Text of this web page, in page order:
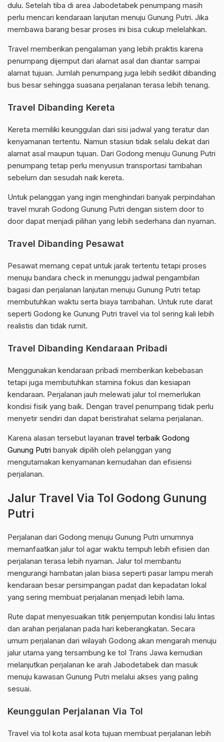
dulu. Setelah tiba di area Jabodetabek penumpang masih
perlu mencari kendaraan lanjutan menuju Gunung Putri. Jika
membawa barang besar proses ini bisa cukup melelahkan.
Travel memberikan pengalaman yang lebih praktis karena
penumpang dijemput dari alamat asal dan diantar sampai
alamat tujuan. Jumlah penumpang juga lebih sedikit dibanding
bus besar sehingga suasana perjalanan terasa lebih tenang.
Travel Dibanding Kereta
Kereta memiliki keunggulan dari sisi jadwal yang teratur dan
kenyamanan tertentu. Namun stasiun tidak selalu dekat dari
alamat asal maupun tujuan. Dari Godong menuju Gunung Putri
penumpang tetap perlu menyusun transportasi tambahan
sebelum dan sesudah naik kereta.
Untuk pelanggan yang ingin menghindari banyak perpindahan
travel murah Godong Gunung Putri dengan sistem door to
door dapat menjadi pilihan yang lebih sederhana dan nyaman.
Travel Dibanding Pesawat
Pesawat memang cepat untuk jarak tertentu tetapi proses
menuju bandara check in menunggu jadwal pengambilan
bagasi dan perjalanan lanjutan menuju Gunung Putri tetap
membutuhkan waktu serta biaya tambahan. Untuk rute darat
seperti Godong ke Gunung Putri travel via tol sering kali lebih
realistis dan tidak rumit.
Travel Dibanding Kendaraan Pribadi
Menggunakan kendaraan pribadi memberikan kebebasan
tetapi juga membutuhkan stamina fokus dan kesiapan
kendaraan. Perjalanan jauh melewati jalur tol memerlukan
kondisi fisik yang baik. Dengan travel penumpang tidak perlu
menyetir sendiri dan dapat beristirahat selama perjalanan.
Karena alasan tersebut layanan travel terbaik Godong
Gunung Putri banyak dipilih oleh pelanggan yang
mengutamakan kenyamanan kemudahan dan efisiensi
perjalanan.
Jalur Travel Via Tol Godong Gunung
Putri
Perjalanan dari Godong menuju Gunung Putri umumnya
memanfaatkan jalur tol agar waktu tempuh lebih efisien dan
perjalanan terasa lebih nyaman. Jalur tol membantu
mengurangi hambatan jalan biasa seperti pasar lampu merah
kendaraan besar persimpangan padat dan kepadatan lokal
yang sering membuat perjalanan menjadi lebih lama.
Rute dapat menyesuaikan titik penjemputan kondisi lalu lintas
dan arahan perjalanan pada hari keberangkatan. Secara
umum perjalanan dari wilayah Godong akan mengarah menuju
jalur utama yang tersambung ke tol Trans Jawa kemudian
melanjutkan perjalanan ke arah Jabodetabek dan masuk
menuju kawasan Gunung Putri melalui akses yang paling
sesuai.
Keunggulan Perjalanan Via Tol
Travel via tol kota asal kota tujuan membuat perjalanan lebih